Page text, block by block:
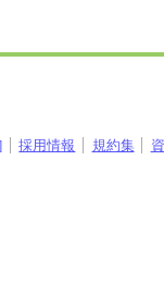
採用情報 規約集